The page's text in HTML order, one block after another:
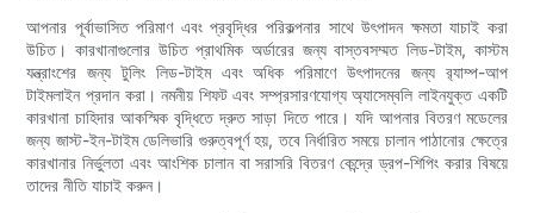
আপনার পূর্বাভাসিত পরিমাণ এবং প্রবৃদ্ধির পরিকল্পনার সাথে উৎপাদন ক্ষমতা যাচাই করা
উচিত। কারখানাগুলোর উচিত প্রাথমিক অর্ডারের জন্য বাস্তবসম্মত লিড-টাইম, কাস্টম
যন্ত্রাংশের জন্য টুলিং লিড-টাইম এবং অধিক পরিমাণে উৎপাদনের জন্য র‍্যাম্প-আপ
টাইমলাইন প্রদান করা। নমনীয় শিফট এবং সম্প্রসারণযোগ্য অ্যাসেম্বলি লাইনযুক্ত একটি
কারখানা চাহিদার আকস্মিক বৃদ্ধিতে দ্রুত সাড়া দিতে পারে। যদি আপনার বিতরণ মডেলের
জন্য জাস্ট-ইন-টাইম ডেলিভারি গুরুত্বপূর্ণ হয়, তবে নির্ধারিত সময়ে চালান পাঠানোর ক্ষেত্রে
কারখানার নির্ভুলতা এবং আংশিক চালান বা সরাসরি বিতরণ কেন্দ্রে ড্রপ-শিপিং করার বিষয়ে
তাদের নীতি যাচাই করুন।